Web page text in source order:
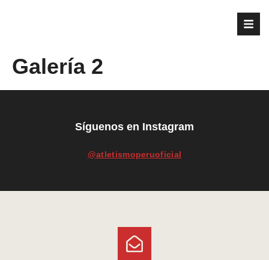
Galería 2
Síguenos en Instagram
@atletismoperuoficial